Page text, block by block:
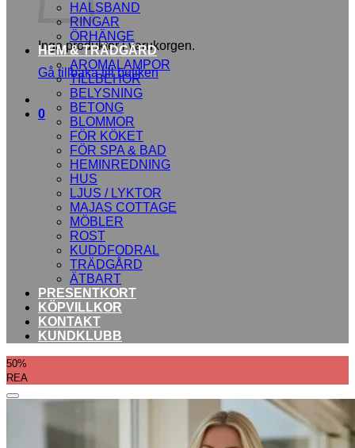
Inga produkter i varukorgen.
Gå tillbaka till butiken
0
HALSBAND
RINGAR
ÖRHÄNGE
HEM & TRÄDGÅRD
AROMALAMPOR
TILLBEHÖR
BELYSNING
BETONG
BLOMMOR
FÖR KÖKET
FÖR SPA & BAD
HEMINREDNING
HUS
LJUS / LYKTOR
MAJAS COTTAGE
MÖBLER
ROST
KUDDFODRAL
TRÄDGÅRD
ÄTBART
PRESENTKORT
KÖPVILLKOR
KONTAKT
KUNDKLUBB
50%
REA